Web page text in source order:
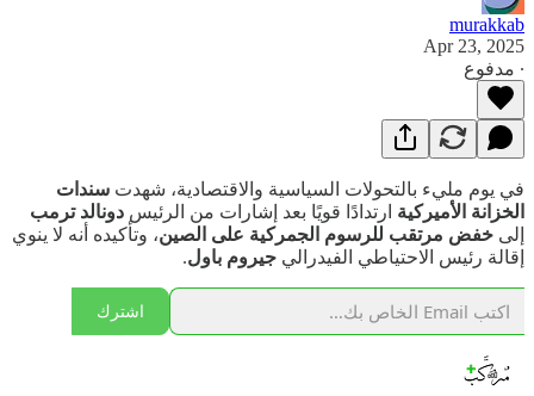
murakkab
Apr 23, 2025
∙ مدفوع
في يوم مليء بالتحولات السياسية والاقتصادية، شهدت سندات
الخزانة الأميركية ارتدادًا قويًا بعد إشارات من الرئيس دونالد ترمب
إلى خفض مرتقب للرسوم الجمركية على الصين، وتأكيده أنه لا ينوي
إقالة رئيس الاحتياطي الفيدرالي جيروم باول.
اشترك